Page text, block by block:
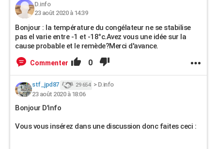
D.info
23 août 2020 à 14:39
Bonjour : la température du congélateur ne se stabilise
pas el varie entre -1 et -18°c.Avez vous une idée sur la
cause probable et le remède?Merci d'avance.
Commenter 0
stf_jpd87 29 654 > D.info
23 août 2020 à 18:06
Bonjour D'info
Vous vous insérez dans une discussion donc faites ceci :